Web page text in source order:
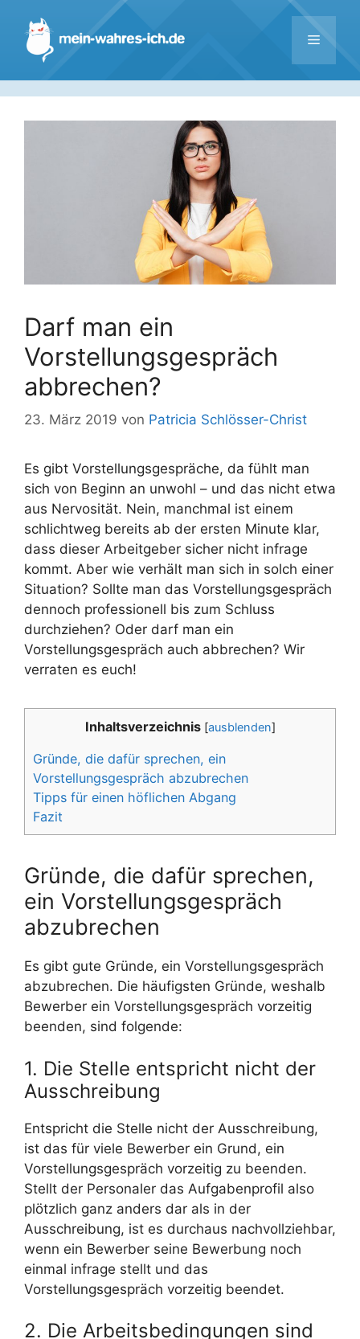
Inhalt
springen
Menü
Darf man ein
Vorstellungsgespräch
abbrechen?
23. März 2019 von Patricia Schlösser-Christ
Es gibt Vorstellungsgespräche, da fühlt man
sich von Beginn an unwohl – und das nicht etwa
aus Nervosität. Nein, manchmal ist einem
schlichtweg bereits ab der ersten Minute klar,
dass dieser Arbeitgeber sicher nicht infrage
kommt. Aber wie verhält man sich in solch einer
Situation? Sollte man das Vorstellungsgespräch
dennoch professionell bis zum Schluss
durchziehen? Oder darf man ein
Vorstellungsgespräch auch abbrechen? Wir
verraten es euch!
Inhaltsverzeichnis [ausblenden]
Gründe, die dafür sprechen, ein
Vorstellungsgespräch abzubrechen
Tipps für einen höflichen Abgang
Fazit
Gründe, die dafür sprechen,
ein Vorstellungsgespräch
abzubrechen
Es gibt gute Gründe, ein Vorstellungsgespräch
abzubrechen. Die häufigsten Gründe, weshalb
Bewerber ein Vorstellungsgespräch vorzeitig
beenden, sind folgende:
1. Die Stelle entspricht nicht der
Ausschreibung
Entspricht die Stelle nicht der Ausschreibung,
ist das für viele Bewerber ein Grund, ein
Vorstellungsgespräch vorzeitig zu beenden.
Stellt der Personaler das Aufgabenprofil also
plötzlich ganz anders dar als in der
Ausschreibung, ist es durchaus nachvollziehbar,
wenn ein Bewerber seine Bewerbung noch
einmal infrage stellt und das
Vorstellungsgespräch vorzeitig beendet.
2. Die Arbeitsbedingungen sind